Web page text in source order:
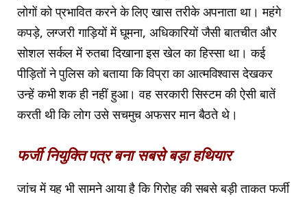
लोगों को प्रभावित करने के लिए खास तरीके अपनाता था। महंगे
कपड़े, लग्जरी गाड़ियों में घूमना, अधिकारियों जैसी बातचीत और
सोशल सर्कल में रुतबा दिखाना इस खेल का हिस्सा था। कई
पीड़ितों ने पुलिस को बताया कि विप्रा का आत्मविश्वास देखकर
उन्हें कभी शक ही नहीं हुआ। वह सरकारी सिस्टम की ऐसी बातें
करती थी कि लोग उसे सचमुच अफसर मान बैठते थे।
फर्जी नियुक्ति पत्र बना सबसे बड़ा हथियार
जांच में यह भी सामने आया है कि गिरोह की सबसे बड़ी ताकत फर्जी